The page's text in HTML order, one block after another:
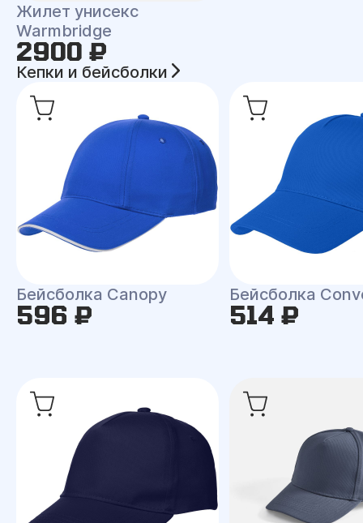
Жилет унисекс
Warmbridge
2900 ₽
Кепки и бейсболки
Бейсболка Canopy
596 ₽
Бейсболка
514 ₽